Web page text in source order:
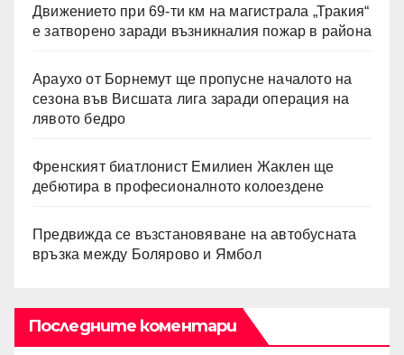
Движението при 69-ти км на магистрала „Тракия“
е затворено заради възникналия пожар в района
Араухо от Борнемут ще пропусне началото на
сезона във Висшата лига заради операция на
лявото бедро
Френският биатлонист Емилиен Жаклен ще
дебютира в професионалното колоездене
Предвижда се възстановяване на автобусната
връзка между Болярово и Ямбол
Последните коментари